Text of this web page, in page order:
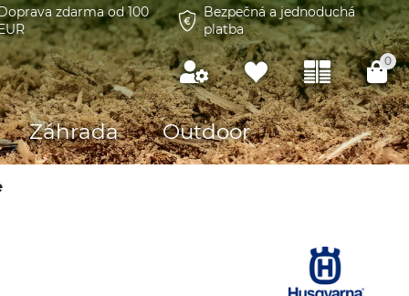
zdarma od 100
Bezpečná a jednoduchá
platba
0
Záhrada Outdoor